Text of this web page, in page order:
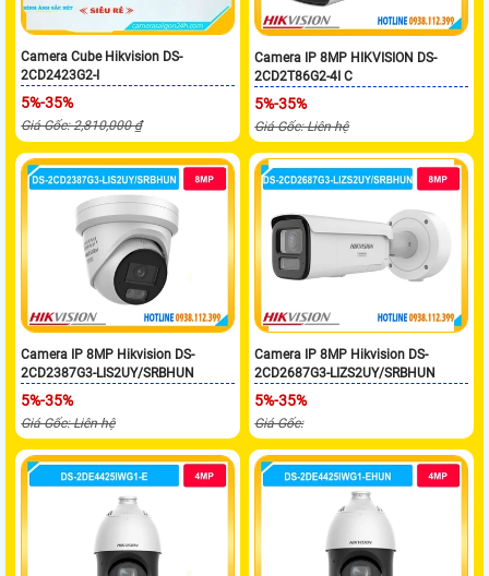
Camera Cube Hikvision DS-
2CD2423G2-I
5%-35%
Giá Gốc: 2,810,000 ₫
Camera IP 8MP HIKVISION DS-
2CD2T86G2-4I C
5%-35%
Giá Gốc: Liên hệ
Camera IP 8MP Hikvision DS-
2CD2387G3-LIS2UY/SRBHUN
5%-35%
Giá Gốc: Liên hệ
Camera IP 8MP Hikvision DS-
2CD2687G3-LIZS2UY/SRBHUN
5%-35%
Giá Gốc: